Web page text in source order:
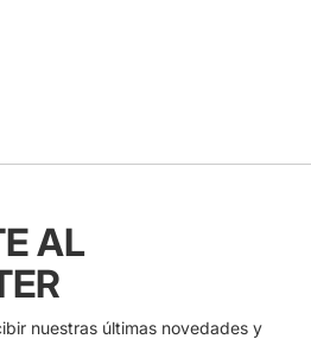
AL
nuestras últimas novedades y